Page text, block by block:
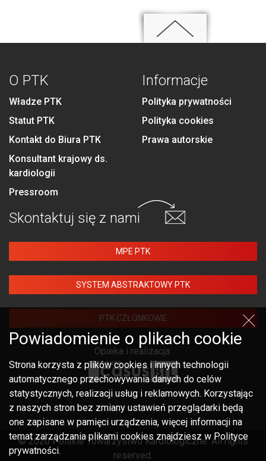
O PTK
Władze PTK
Statut PTK
Kontakt do Biura PTK
Konsultant krajowy ds.
kardiologii
Pressroom
Informacje
Polityka prywatności
Polityka cookies
Prawa autorskie
Skontaktuj się z nami
MPE PTK
SYSTEM ABSTRAKTOWY PTK
PTK CZŁONKOWIE
Opieka i realizacja:
© 2020 Polskie Towarzystwo Kardiologiczne. All rights
reserved.
Powiadomienie o plikach cookie
Strona korzysta z plików cookies i innych technologii
automatycznego przechowywania danych do celów
statystycznych, realizacji usług i reklamowych. Korzystając
z naszych stron bez zmiany ustawień przeglądarki będą
one zapisane w pamięci urządzenia, więcej informacji na
temat zarządzania plikami cookies znajdziesz w Polityce
prywatności.